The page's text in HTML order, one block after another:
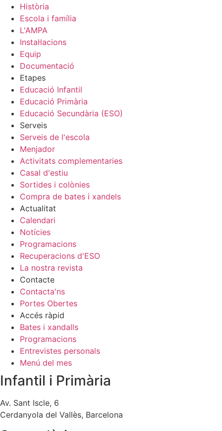
Història
Escola i família
L'AMPA
Instal·lacions
Equip
Documentació
Etapes
Educació Infantil
Educació Primària
Educació Secundària (ESO)
Serveis
Serveis de l'escola
Menjador
Activitats complementaries
Casal d'estiu
Sortides i colònies
Compra de bates i xandels
Actualitat
Calendari
Notícies
Programacions
Recuperacions d'ESO
La nostra revista
Contacte
Contacta'ns
Portes Obertes
Accés ràpid
Bates i xandalls
Programacions
Entrevistes personals
Menú del mes
Infantil i Primària
Av. Sant Iscle, 6
Cerdanyola del Vallès, Barcelona